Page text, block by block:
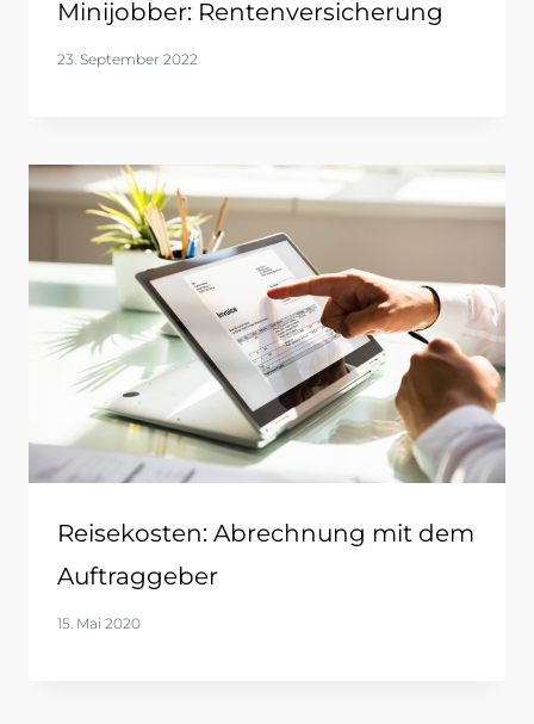
Minijobber: Rentenversicherung
23. September 2022
Reisekosten: Abrechnung mit dem
Auftraggeber
15. Mai 2020